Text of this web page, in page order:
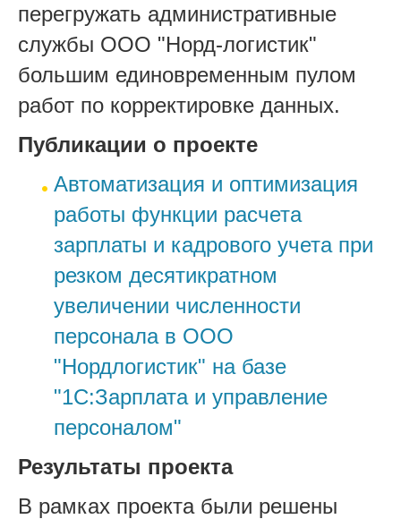
перегружать административные
службы ООО "Норд-логистик"
большим единовременным пулом
работ по корректировке данных.
Публикации о проекте
Автоматизация и оптимизация
работы функции расчета
зарплаты и кадрового учета при
резком десятикратном
увеличении численности
персонала в ООО
"Нордлогистик" на базе
"1С:Зарплата и управление
персоналом"
Результаты проекта
В рамках проекта были решены